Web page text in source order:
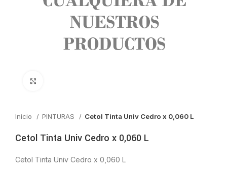
Inicio PINTURAS Cetol Tinta Univ Cedro x 0,060 L
Cetol Tinta Univ Cedro x 0,060 L
Cetol Tinta Univ Cedro x 0,060 L